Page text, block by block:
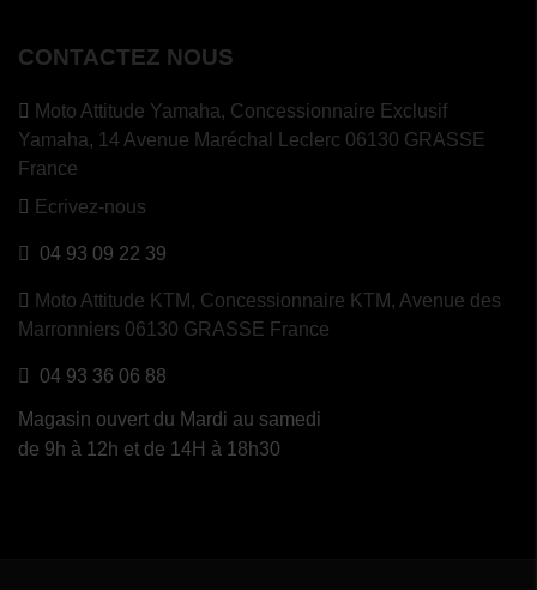
CONTACTEZ NOUS
Moto Attitude Yamaha, Concessionnaire Exclusif
Yamaha, 14 Avenue Maréchal Leclerc 06130 GRASSE
France
Ecrivez-nous
04 93 09 22 39
Moto Attitude KTM, Concessionnaire KTM, Avenue des
Marronniers 06130 GRASSE France
04 93 36 06 88
Magasin ouvert du Mardi au samedi
de 9h à 12h et de 14H à 18h30